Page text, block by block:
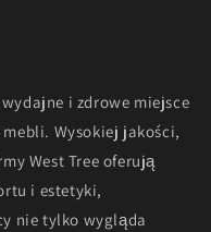
i zdrowe miejsce
Wysokiej jakości,
West Tree oferują
i estetyki,
nie tylko wygląda